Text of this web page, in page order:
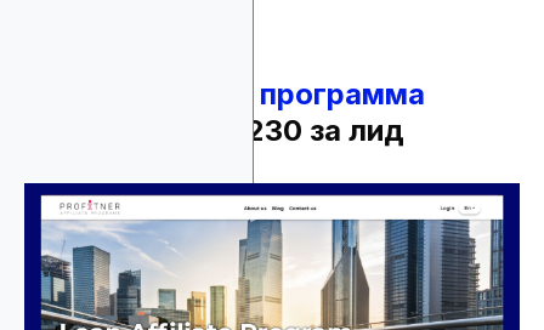
Партнерская программа
- до $230 за лид